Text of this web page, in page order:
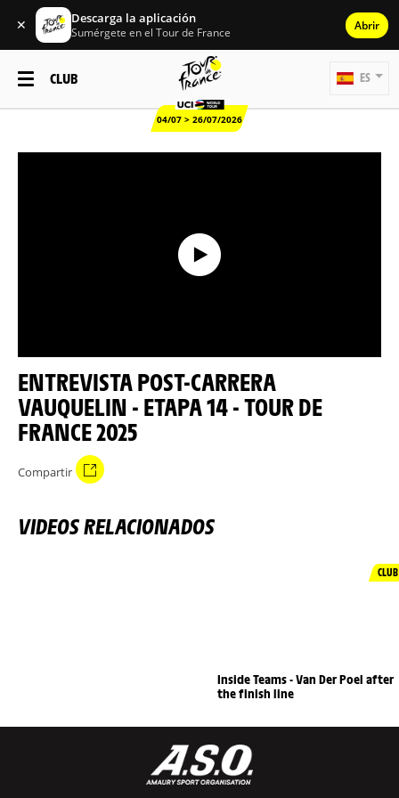
✕ Descarga la aplicación
Sumérgete en el Tour de France Abrir
CLUB
04/07 > 26/07/2026
ES
ENTREVISTA POST-CARRERA
VAUQUELIN - ETAPA 14 - TOUR DE
FRANCE 2025
Compartir
VIDEOS RELACIONADOS
CLUB
Inside Teams - Van Der Poel after
the finish line